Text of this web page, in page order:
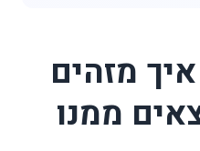
איך מזהים
ממנו